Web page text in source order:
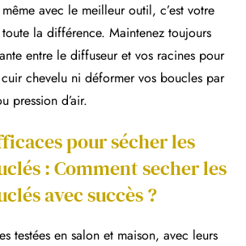
avec le meilleur outil, c’est votre
la différence. Maintenez toujours
entre le diffuseur et vos racines pour
chevelu ni déformer vos boucles par
pression d’air.
pour sécher les
: Comment secher les
avec succès ?
testées en salon et maison, avec leurs